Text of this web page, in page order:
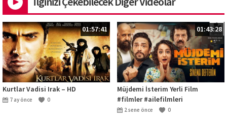
01:57:41
Kurtlar Vadisi Irak – HD
7 ay önce 0
01:43:28
Müjdemi İsterim Yerli Film
#filmler #ailefilmleri
2 sene önce 0